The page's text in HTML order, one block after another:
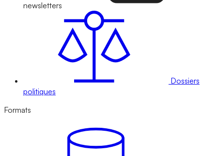
newsletters
Dossiers
politiques
Formats